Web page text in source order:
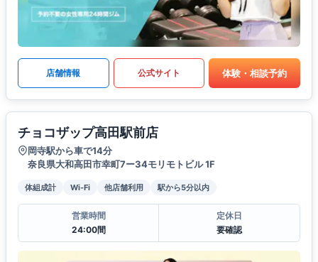
店舗情報 公式サイト 体験・相談予約
チョコザップ高田駅前店
岡寺駅から車で14分
奈良県大和高田市幸町7ー34モリモトビル 1F
体組成計 Wi-Fi 他店舗利用 駅から5分以内
営業時間
24:00間
定休日
要確認